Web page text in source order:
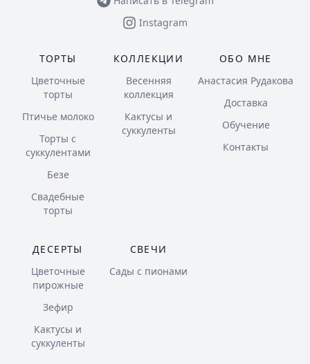
Instagram
ТОРТЫ
Цветочные
торты
Птичье молоко
Торты с
суккулентами
Безе
Свадебные
торты
ДЕСЕРТЫ
Цветочные
пирожные
Зефир
Кактусы и
суккуленты
КОЛЛЕКЦИИ
Весенняя
коллекция
Кактусы и
суккуленты
СВЕЧИ
Сады с пионами
ОБО МНЕ
Анастасия Рудакова
Доставка
Обучение
Контакты